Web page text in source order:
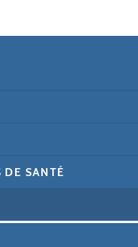
DE SANTÉ